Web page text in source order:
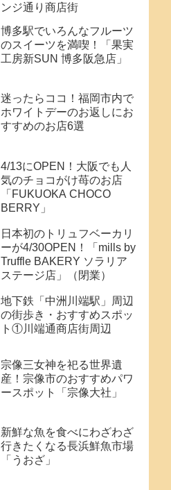
ンジ通り商店街
博多駅でいろんなフルーツ
のスイーツを満喫！「果実
工房新SUN 博多阪急店」
迷ったらココ！福岡市内で
ホワイトデーのお返しにお
すすめのお店6選
4/13にOPEN！大阪でも人
気のチョコがけ苺のお店
「FUKUOKA CHOCO
BERRY」
日本初のトリュフベーカリ
ーが4/30OPEN！「mills by
Truffle BAKERY ソラリア
ステージ店」（閉業）
地下鉄「中洲川端駅」周辺
の街歩き・おすすめスポッ
ト①川端通商店街周辺
宗像三女神を祀る世界遺
産！宗像市のおすすめパワ
ースポット「宗像大社」
新鮮な魚を食べにわざわざ
行きたくなる長浜鮮魚市場
「うおざ」